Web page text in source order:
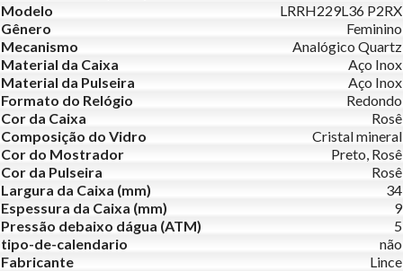
Modelo
LRRH229L36 P2RX
Gênero
Feminino
Mecanismo
Analógico Quartz
Material da Caixa
Aço Inox
Material da Pulseira
Aço Inox
Formato do Relógio
Redondo
Cor da Caixa
Rosê
Composição do Vidro
Cristal mineral
Cor do Mostrador
Preto, Rosê
Cor da Pulseira
Rosê
Largura da Caixa (mm)
34
Espessura da Caixa (mm)
9
Pressão debaixo dágua (ATM)
5
tipo-de-calendario
não
Fabricante
Lince